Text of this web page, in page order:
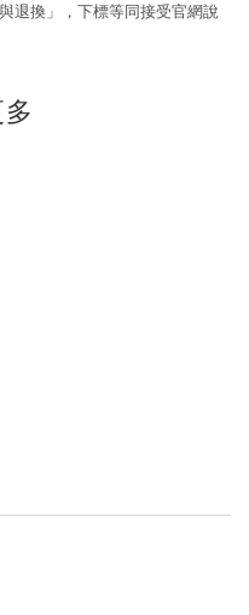
退換」，下標等同接受官網說